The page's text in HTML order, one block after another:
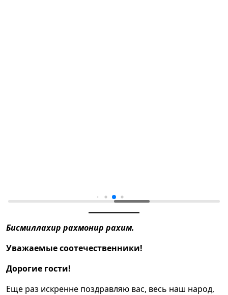
Бисмиллахир рахмонир рахим.
Уважаемые соотечественники!
Дорогие гости!
Еще раз искренне поздравляю вас, весь наш народ,